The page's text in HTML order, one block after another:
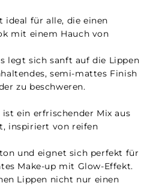
ideal für alle, die einen
mit einem Hauch von
legt sich sanft auf die Lippen
semi-mattes Finish
zu beschweren.
ist ein erfrischender Mix aus
inspiriert von reifen
und eignet sich perfekt für
Make-up mit Glow-Effekt.
Lippen nicht nur einen